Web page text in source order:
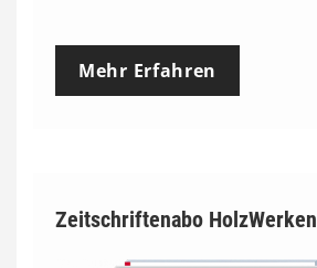
Mehr Erfahren
Zeitschriftenabo HolzWerken